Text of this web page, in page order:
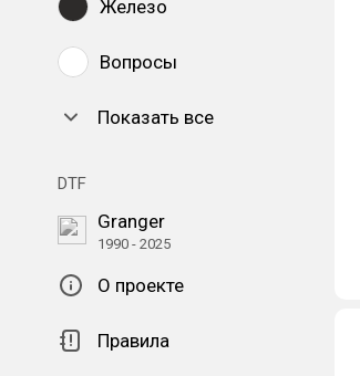
Железо
Вопросы
Показать все
DTF
Granger
1990 - 2025
О проекте
Правила